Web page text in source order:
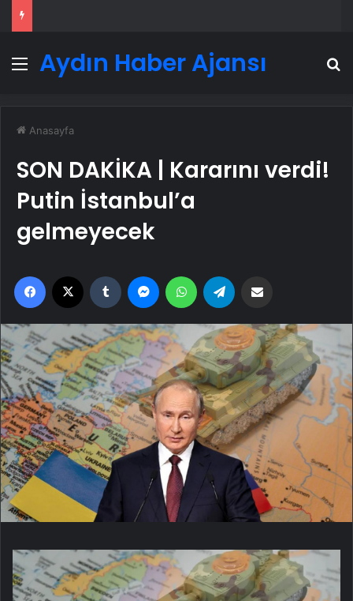
Menü
Aydın Haber Ajansı
Anasayfa
SON DAKİKA | Kararını verdi!
Putin İstanbul’a
gelmeyecek
Facebook Tumblr MessengerWhatsApp